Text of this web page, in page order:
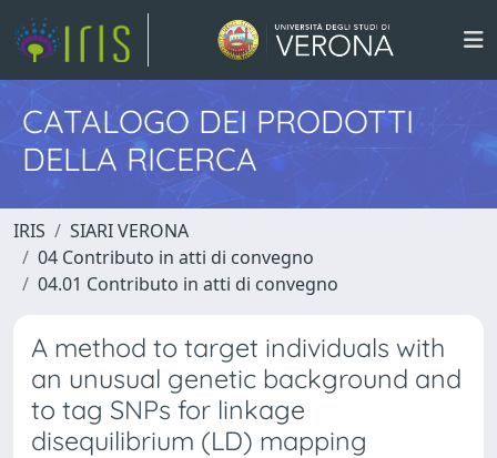
CATALOGO DEI PRODOTTI
DELLA RICERCA
IRIS
SIARI VERONA
04 Contributo in atti di convegno
04.01 Contributo in atti di convegno
A method to target individuals with
an unusual genetic background and
to tag SNPs for linkage
disequilibrium (LD) mapping